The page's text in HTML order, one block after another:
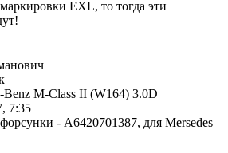
EXL, то тогда эти
M-Class II (W164) 3.0D
, 7:35
- A6420701387, для Mersedes